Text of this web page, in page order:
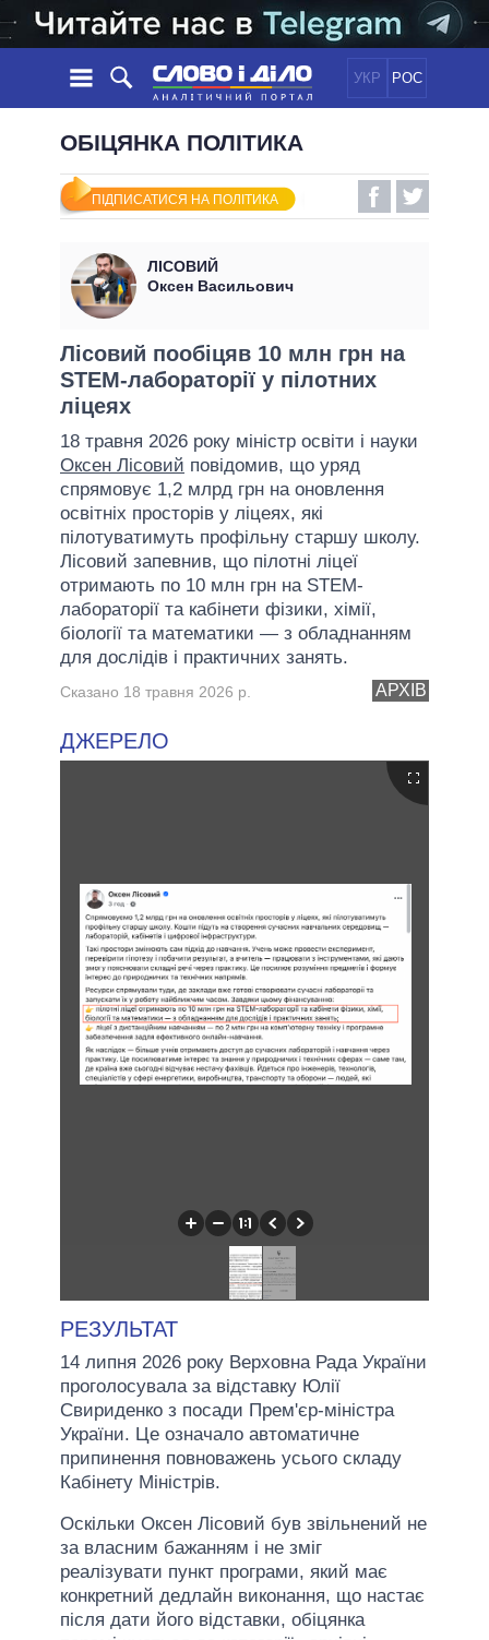
УКР РОС
НОВИНИ
СТРІЧКА
ПОДІЇ
СТАТТІ
ДУМКИ
ОГЛЯДИ
ДАЙДЖЕСТИ
ПОЛІТИКА
ЕКОНОМІКА
СВІТ
ОБIЦЯНКИ
УСІ ПОЛІТИКИ
ПРЕЗИДЕНТ І ОФІС
ВЕРХОВНА РАДА
КАБІНЕТ МІНІСТРІВ
ГОЛОВИ ОБЛАДМІНІСТРАЦІЙ
МЕРИ МІСТ
ВСІ ПЕРСОНИ
ІНФОГРАФІКА
ПІДТРИМАТИ
ОБІЦЯНКА ПОЛІТИКА
ПІДПИСАТИСЯ НА ПОЛІТИКА
ЛІСОВИЙ
Оксен Васильович
Лісовий пообіцяв 10 млн грн на
STEM-лабораторії у пілотних
ліцеях
18 травня 2026 року міністр освіти і науки
Оксен Лісовий повідомив, що уряд
спрямовує 1,2 млрд грн на оновлення
освітніх просторів у ліцеях, які
пілотуватимуть профільну старшу школу.
Лісовий запевнив, що пілотні ліцеї
отримають по 10 млн грн на STEM-
лабораторії та кабінети фізики, хімії,
біології та математики — з обладнанням
для дослідів і практичних занять.
АРХІВ
Сказано 18 травня 2026 р.
ДЖЕРЕЛО
РЕЗУЛЬТАТ
14 липня 2026 року Верховна Рада України
проголосувала за відставку Юлії
Свириденко з посади Прем'єр-міністра
України. Це означало автоматичне
припинення повноважень усього складу
Кабінету Міністрів.
Оскільки Оксен Лісовий був звільнений не
за власним бажанням і не зміг
реалізувати пункт програми, який має
конкретний дедлайн виконання, що настає
після дати його відставки, обіцянка